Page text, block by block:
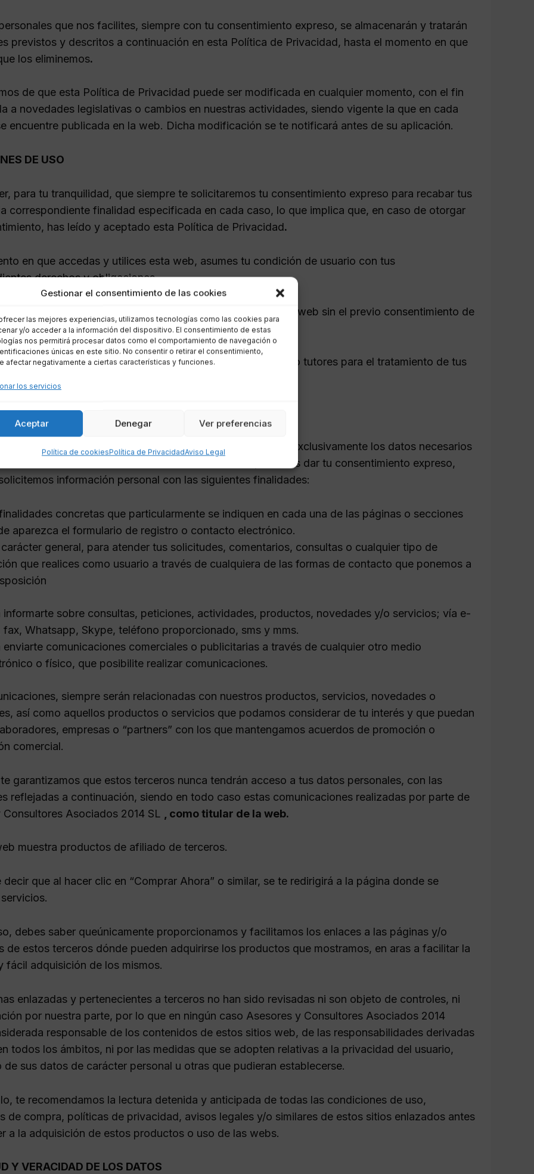
Gestionar el consentimiento de las cookies
las mejores experiencias, utilizamos tecnologías como las cookies para
y/o acceder a la información del dispositivo. El consentimiento de estas
nos permitirá procesar datos como el comportamiento de navegación o
únicas en este sitio. No consentir o retirar el consentimiento,
afectar negativamente a ciertas características y funciones.
los servicios
Aceptar Denegar Ver preferencias
Política de cookiesPolítica de PrivacidadAviso Legal
que nos facilites, siempre con tu consentimiento expreso, se almacenarán y tratarán
previstos y descritos a continuación en esta Política de Privacidad, hasta el momento en que
los eliminemos.
de que esta Política de Privacidad puede ser modificada en cualquier momento, con el fin
a novedades legislativas o cambios en nuestras actividades, siendo vigente la que en cada
encuentre publicada en la web. Dicha modificación se te notificará antes de su aplicación.
DE USO
para tu tranquilidad, que siempre te solicitaremos tu consentimiento expreso para recabar tus
correspondiente finalidad especificada en cada caso, lo que implica que, en caso de otorgar
has leído y aceptado esta Política de Privacidad.
en que accedas y utilices esta web, asumes tu condición de usuario con tus
derechos y obligaciones.
de 13 años, podrás registrarte como usuario en este sitio web sin el previo consentimiento de
tutores.
de 13 años, necesitarás el consentimiento de tus padres o tutores para el tratamiento de tus
FINALIDAD DE TUS DATOS
formulario o sección a la que accedas, te solicitaremos exclusivamente los datos necesarios
descritas a continuación. En todo momento, deberás dar tu consentimiento expreso,
información personal con las siguientes finalidades:
concretas que particularmente se indiquen en cada una de las páginas o secciones
aparezca el formulario de registro o contacto electrónico.
general, para atender tus solicitudes, comentarios, consultas o cualquier tipo de
que realices como usuario a través de cualquiera de las formas de contacto que ponemos a
informarte sobre consultas, peticiones, actividades, productos, novedades y/o servicios; vía e-
fax, Whatsapp, Skype, teléfono proporcionado, sms y mms.
enviarte comunicaciones comerciales o publicitarias a través de cualquier otro medio
o físico, que posibilite realizar comunicaciones.
siempre serán relacionadas con nuestros productos, servicios, novedades o
así como aquellos productos o servicios que podamos considerar de tu interés y que puedan
empresas o “partners” con los que mantengamos acuerdos de promoción o
comercial.
garantizamos que estos terceros nunca tendrán acceso a tus datos personales, con las
reflejadas a continuación, siendo en todo caso estas comunicaciones realizadas por parte de
Consultores Asociados 2014 SL
, como titular de la web.
muestra productos de afiliado de terceros.
decir que al hacer clic en “Comprar Ahora” o similar, se te redirigirá a la página donde se
debes saber queúnicamente proporcionamos y facilitamos los enlaces a las páginas y/o
de estos terceros dónde pueden adquirirse los productos que mostramos, en aras a facilitar la
fácil adquisición de los mismos.
enlazadas y pertenecientes a terceros no han sido revisadas ni son objeto de controles, ni
por nuestra parte, por lo que en ningún caso Asesores y Consultores Asociados 2014
responsable de los contenidos de estos sitios web, de las responsabilidades derivadas
todos los ámbitos, ni por las medidas que se adopten relativas a la privacidad del usuario,
de sus datos de carácter personal u otras que pudieran establecerse.
te recomendamos la lectura detenida y anticipada de todas las condiciones de uso,
de compra, políticas de privacidad, avisos legales y/o similares de estos sitios enlazados antes
a la adquisición de estos productos o uso de las webs.
Y VERACIDAD DE LOS DATOS